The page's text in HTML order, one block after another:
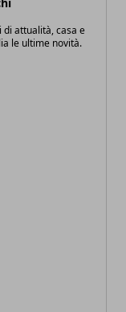
attualità, casa e
le ultime novità.